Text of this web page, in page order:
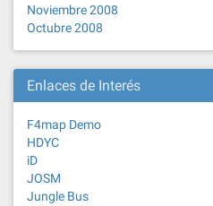
Noviembre 2008
Octubre 2008
Enlaces de Interés
F4map Demo
HDYC
iD
JOSM
Jungle Bus